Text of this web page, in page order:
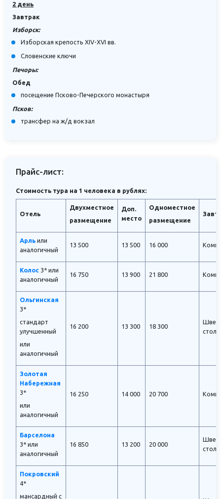
2 день
Завтрак
Изборск:
Изборская крепость XIV-XVI вв.
Словенские ключи
Печоры:
Обед
посещение Псково-Печерского монастыря
Псков:
трансфер на ж/д вокзал
Прайс-лист:
Стоимость тура на 1 человека в рублях:
Отель
Двухместное
размещение
Доп.
место
Одноместное
размещение
Арль или
аналогичный
13 500 13 500 16 000
Колос 3* или
аналогичный
16 750 13 900 21 800
Ольгинская
3*
стандарт
улучшенный
или
аналогичный
16 200 13 300 18 300
стол
Золотая
Набережная
3*
или
аналогичный
16 250 14 000 20 700
Барселона
3* или
аналогичный
16 850 13 200 20 000
стол
Покровский
4*
мансардный с